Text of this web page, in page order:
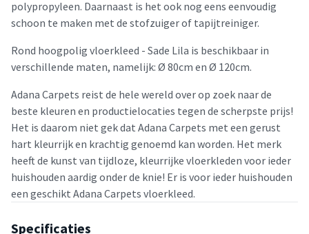
polypropyleen. Daarnaast is het ook nog eens eenvoudig
schoon te maken met de stofzuiger of tapijtreiniger.
Rond hoogpolig vloerkleed - Sade Lila is beschikbaar in
verschillende maten, namelijk: Ø 80cm en Ø 120cm.
Adana Carpets reist de hele wereld over op zoek naar de
beste kleuren en productielocaties tegen de scherpste prijs!
Het is daarom niet gek dat Adana Carpets met een gerust
hart kleurrijk en krachtig genoemd kan worden. Het merk
heeft de kunst van tijdloze, kleurrijke vloerkleden voor ieder
huishouden aardig onder de knie! Er is voor ieder huishouden
een geschikt Adana Carpets vloerkleed.
Specificaties